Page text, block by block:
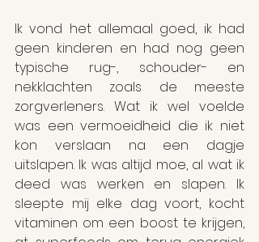
Ik vond het allemaal goed, ik had
geen kinderen en had nog geen
typische rug-, schouder- en
nekklachten zoals de meeste
zorgverleners. Wat ik wel voelde
was een vermoeidheid die ik niet
kon verslaan na een dagje
uitslapen. Ik was altijd moe, al wat ik
deed was werken en slapen. Ik
sleepte mij elke dag voort, kocht
vitaminen om een boost te krijgen,